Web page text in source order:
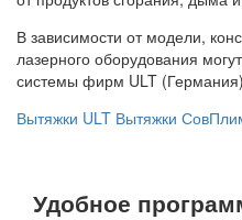
В зависимости от модели,
лазерного оборудования
системы фирм ULT
Вытяжки ULT Вытяжки
Удобное